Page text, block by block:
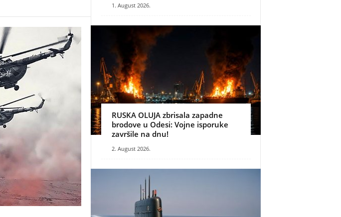
1. August 2026.
RUSKA OLUJA zbrisala zapadne
brodove u Odesi: Vojne isporuke
završile na dnu!
2. August 2026.